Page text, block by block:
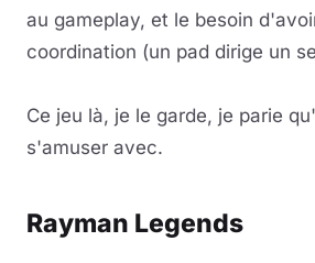
au gameplay, et le besoin
coordination (un pad dirige un
Ce jeu là, je le garde, je parie
s'amuser avec.
Rayman Legends